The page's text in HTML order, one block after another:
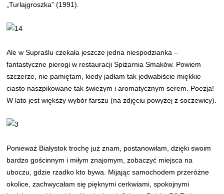
„Turlajgroszka” (1991).
Ale w Supraślu czekała jeszcze jedna niespodzianka –
fantastyczne pierogi w restauracji Spiżarnia Smaków. Powiem
szczerze, nie pamiętam, kiedy jadłam tak jedwabiście miękkie
ciasto naszpikowane tak świeżym i aromatycznym serem. Poezja!
W lato jest większy wybór farszu (na zdjęciu powyżej z soczewicy).
Ponieważ Białystok trochę już znam, postanowiłam, dzięki swoim
bardzo gościnnym i miłym znajomym, zobaczyć miejsca na
uboczu, gdzie rzadko kto bywa. Mijając samochodem przeróżne
okolice, zachwycałam się pięknymi cerkwiami, spokojnymi